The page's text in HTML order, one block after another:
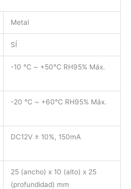
Metal
SÍ
-10 ℃ ~ +50℃ RH95% Máx.
-20 ℃ ~ +60℃ RH95% Máx.
DC12V ± 10%, 150mA
25 (ancho) x 10 (alto) x 25
(profundidad) mm